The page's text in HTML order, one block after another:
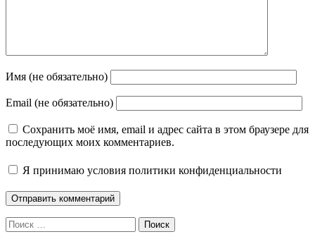
Имя (не обязательно)
Email (не обязательно)
Сохранить моё имя, email и адрес сайта в этом браузере для
последующих моих комментариев.
Я принимаю условия политики конфиденциальности
Поиск